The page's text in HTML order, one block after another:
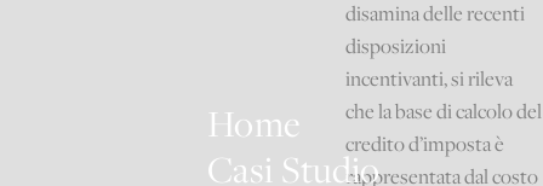
Home
Casi Studio
disamina delle recenti
disposizioni
incentivanti, si rileva
che la base di calcolo del
credito d’imposta è
rappresentata dal costo